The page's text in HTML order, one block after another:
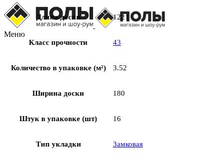
Меню
Длина доски 1221
Класс прочности 43
Количество в упаковке (м²) 3.52
Ширина доски 180
Штук в упаковке (шт) 16
Тип укладки Замковая